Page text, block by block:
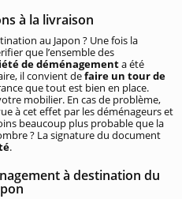
à la livraison
au Japon ? Une fois la
que l’ensemble des
de déménagementa été
il convient defaire un tour de
que tout est bien en place.
mobilier. En cas de problème,
à cet effet par les déménageurs et
beaucoup plus probable que la
? La signature du document
.
à destination du